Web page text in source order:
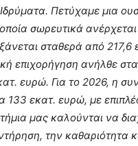
Πετύχαμε μια
σωρευτικά
σταθερά από
επιχορήγηση ανήλθε
ευρώ. Για το 2026, η
133 εκατ. ευρώ, με
μας καλούνται να
την καθαριότητα